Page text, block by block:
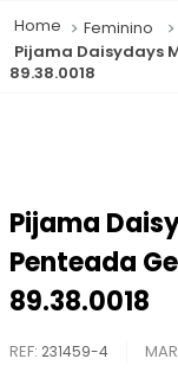
Feminino
Pijama Daisydays
89.38.0018
Pijama
Penteada
89.38.0018
REF: 231459-4